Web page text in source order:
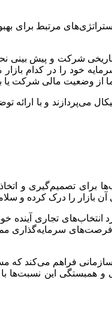
مرتبط برای
شرکت و پیش بینی
خود را در کدام بازار
از وضعیت مالی شرکت یا
می‌پردازند و با ارائه
برای تصمیم‌گیری و
آن بازار را درک کرده و
تجاری آینده
سرمایه‌گذاری
فراهم می‌کند که
همبستگی این نسبت‌ها